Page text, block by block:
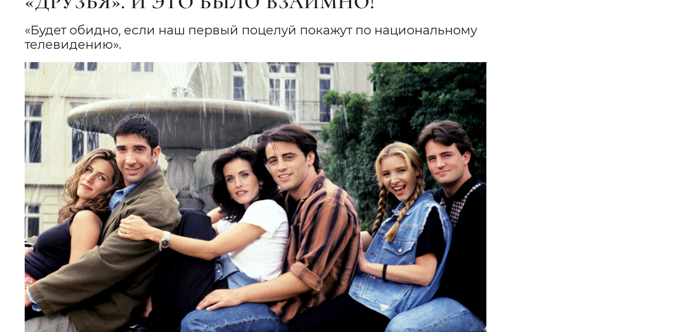
«Будет обидно, если наш первый поцелуй покажут по национальному
телевидению».